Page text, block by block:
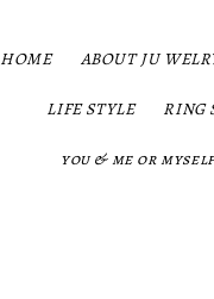
HOME ABOUT JU
LIFE STYLE RING
you & me or